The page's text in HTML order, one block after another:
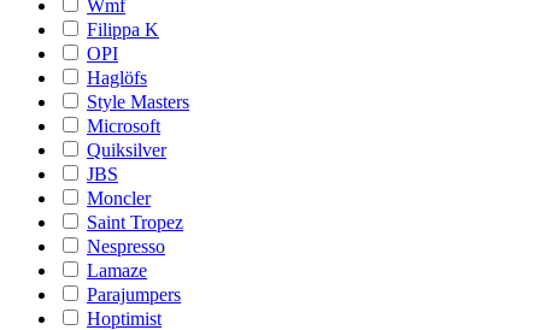
Wmf
Filippa K
OPI
Haglöfs
Style Masters
Microsoft
Quiksilver
JBS
Moncler
Saint Tropez
Nespresso
Lamaze
Parajumpers
Hoptimist